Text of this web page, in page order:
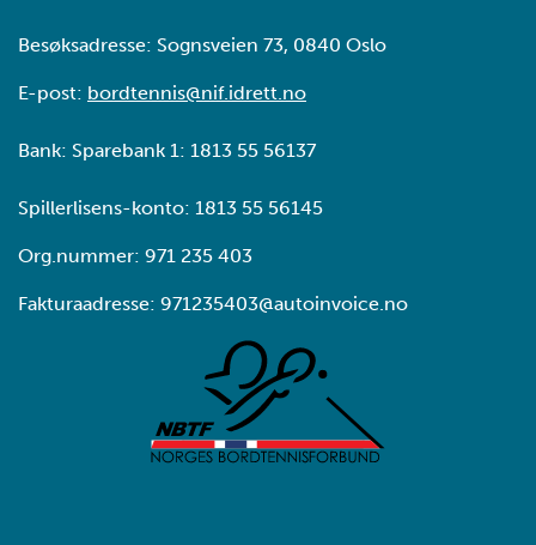
Besøksadresse: Sognsveien 73, 0840 Oslo
E-post: bordtennis@nif.idrett.no
Bank: Sparebank 1: 1813 55 56137
Spillerlisens-konto: 1813 55 56145
Org.nummer: 971 235 403
Fakturaadresse: 971235403@autoinvoice.no